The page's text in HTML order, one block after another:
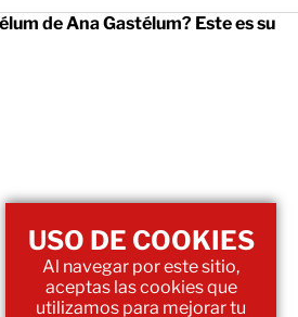
de Ana Gastélum? Este es su
USO DE COOKIES
Al navegar por este sitio,
aceptas las cookies que
utilizamos para mejorar tu